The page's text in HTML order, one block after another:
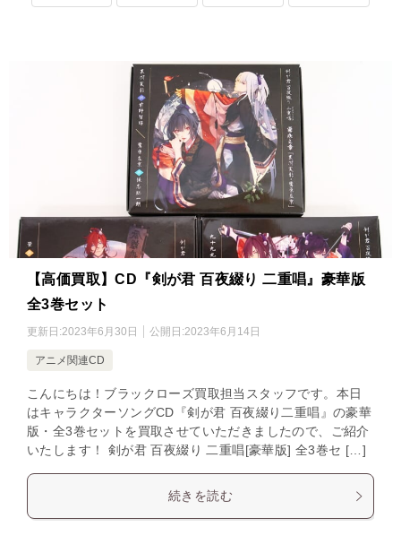
【高価買取】CD『剣が君 百夜綴り 二重唱』豪華版
全3巻セット
更新日:2023年6月30日 公開日:2023年6月14日
アニメ関連CD
こんにちは！ブラックローズ買取担当スタッフです。本日
はキャラクターソングCD『剣が君 百夜綴り二重唱』の豪華
版・全3巻セットを買取させていただきましたので、ご紹介
いたします！ 剣が君 百夜綴り 二重唱[豪華版] 全3巻セ […]
続きを読む